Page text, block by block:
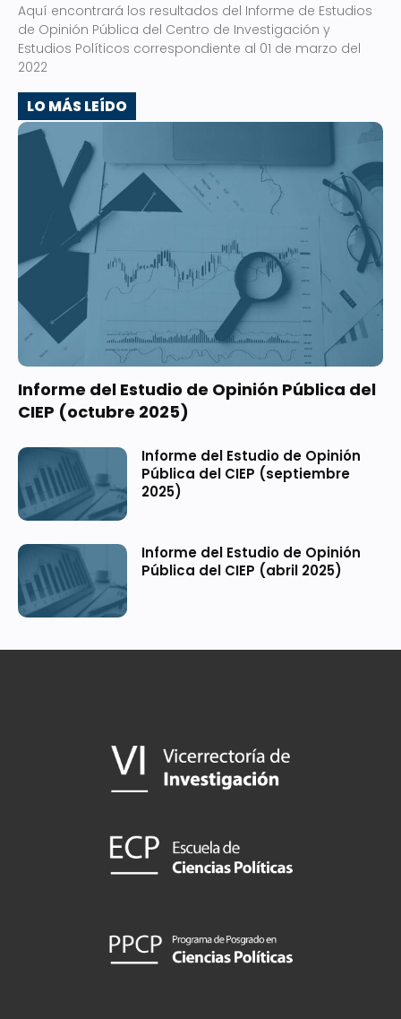
Aquí encontrará los resultados del Informe de Estudios
de Opinión Pública del Centro de Investigación y
Estudios Políticos correspondiente al 01 de marzo del
2022
LO MÁS LEÍDO
Informe del Estudio de Opinión Pública del
CIEP (octubre 2025)
Informe del Estudio de Opinión
Pública del CIEP (septiembre
2025)
Informe del Estudio de Opinión
Pública del CIEP (abril 2025)